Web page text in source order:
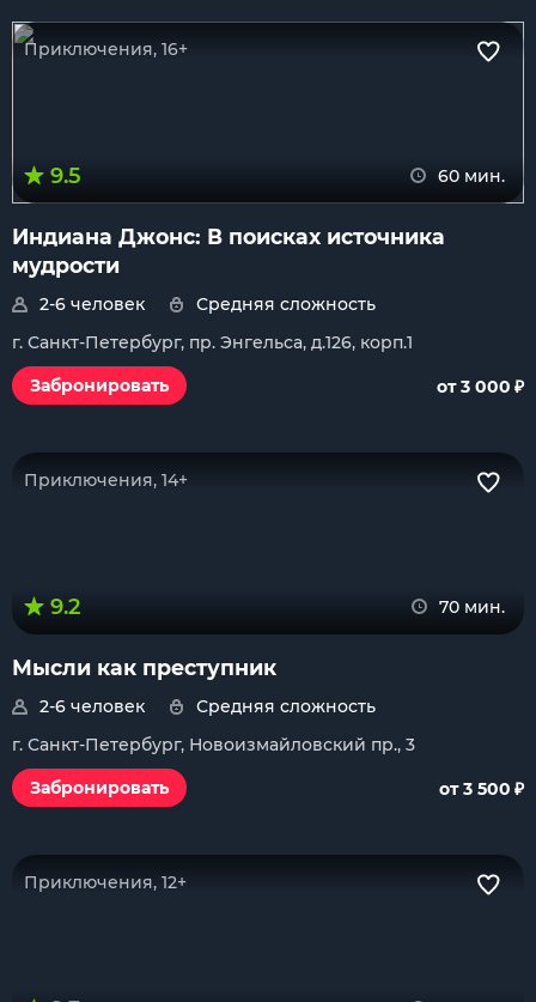
Приключения, 16+
9.5 60 мин.
Индиана Джонс: В поисках источника
мудрости
2-6 человек
Средняя сложность
г. Санкт-Петербург, пр. Энгельса, д.126, корп.1
Забронировать
от 3 000 ₽
Приключения, 14+
9.2 70 мин.
Мысли как преступник
2-6 человек
Средняя сложность
г. Санкт-Петербург, Новоизмайловский пр., 3
Забронировать
от 3 500 ₽
Приключения, 12+